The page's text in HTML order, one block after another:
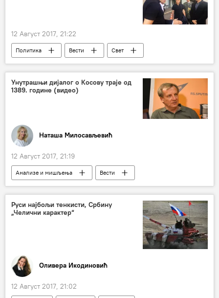
12 Август 2017, 21:22
Политика Вести
Свет
Србија
Александар Вулин
НАТО
војна неутралност
Унутрашњи дијалог о Косову траје од
1389. године (видео)
Наташа Милосављевић
12 Август 2017, 21:19
Анализе и мишљења
Вести
Интервјуи
Од четвртка до четвртка
Мултимедија
Момчило Павловић
Руси најбољи тенкисти, Србину
„Челични карактер“
Оливера Икодиновић
12 Август 2017, 21:02